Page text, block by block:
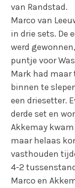
van Randstad.
Marco van
in drie sets. De
werd
puntje voor
Mark had
binnen te
een driesetter.
derde set en
Akkemay
maar helaas
vasthouden
4-2
Marco en